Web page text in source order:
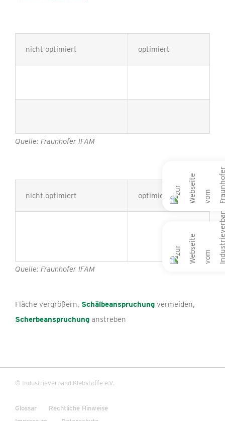
nicht optimiert optimiert
Quelle: Fraunhofer IFAM
nicht optimiert optimiert
Quelle: Fraunhofer IFAM
Fläche vergrößern, Schälbeanspruchung vermeiden,
Scherbeanspruchung anstreben
© Industrieverband Klebstoffe e.V.
Glossar
Rechtliche Hinweise